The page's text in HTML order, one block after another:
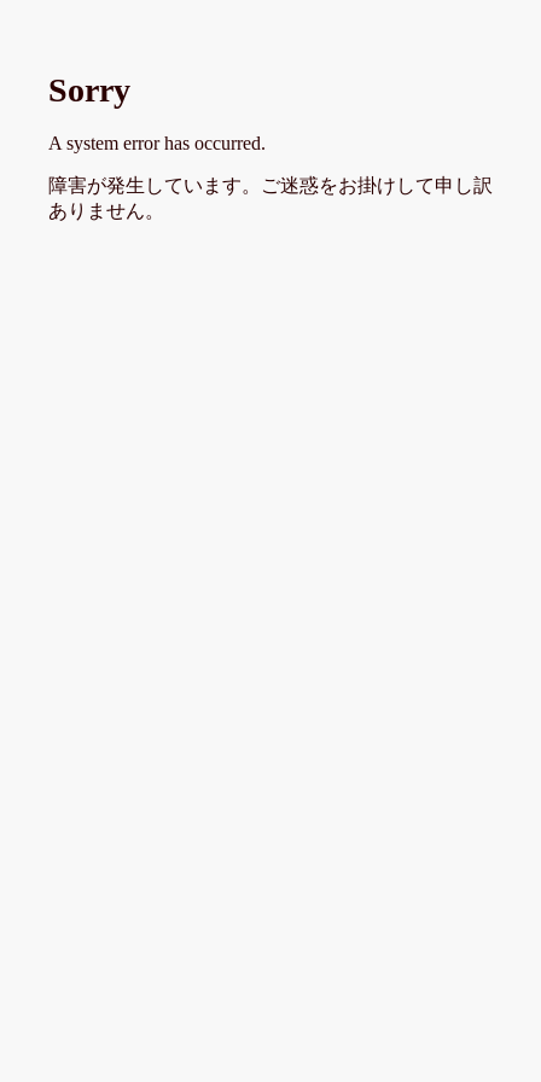
Sorry
A system error has occurred.
障害が発生しています。ご迷惑をお掛けして申し訳
ありません。